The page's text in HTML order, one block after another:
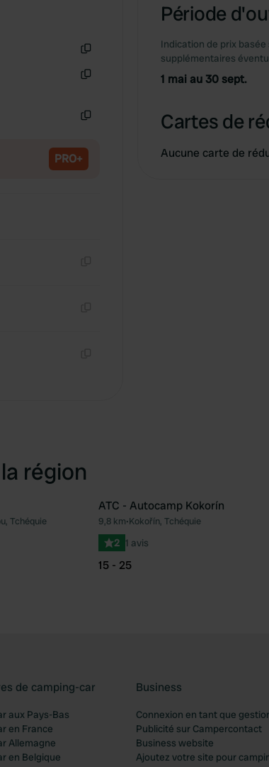
PRO+
Période
Indication de prix
supplémentaires
1 mai au 30 sept.
Cartes de
Aucune carte de
région
Préféré
Tchéquie
ATC - Autocamp Kokorín
9,8 km•Kokořín, Tchéquie
2 1 avis
15 - 25
de camping-car
aux Pays-Bas
en France
Allemagne
en Belgique
Business
Connexion en tant que
Publicité sur Campercontact
Business website
Ajoutez votre site pour